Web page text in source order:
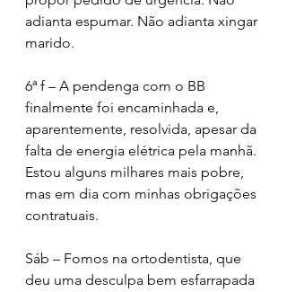
adianta espumar. Não adianta xingar
marido.
6ª f – A pendenga com o BB
finalmente foi encaminhada e,
aparentemente, resolvida, apesar da
falta de energia elétrica pela manhã.
Estou alguns milhares mais pobre,
mas em dia com minhas obrigações
contratuais.
Sáb – Fomos na ortodentista, que
deu uma desculpa bem esfarrapada